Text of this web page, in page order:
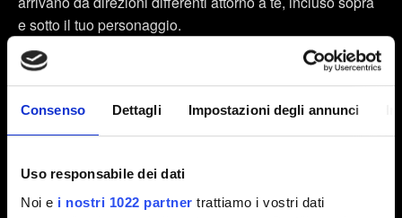
Consenso Dettagli Impostazioni degli annunci
Uso responsabile dei dati
Noi e i nostri 1022 partner trattiamo i vostri dati
e sotto il tuo personaggio.
Dolby Atmos per cuffie
Funziona con ogni tipo di cuffie. Ma ricorda, più alta è la
qualità delle cuffie, migliore sarà la tua esperienza con
Dolby Atmos.
Dolby Atmos per Home Theater
Verifica che il tuo ricevitore audio/video supporti la